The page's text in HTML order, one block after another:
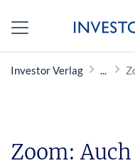
Investor Verlag
Zoom: